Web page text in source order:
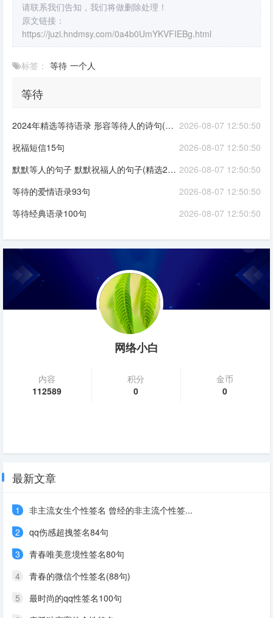
请联系我们告知，我们将做删除处理！
原文链接：
https://juzi.hndmsy.com/0a4b0UmYKVFIEBg.html
标签： 等待 一个人
等待
2026-08-07 12:50:50
2024年精选等待语录 形容等待人的诗句(精选88句)
2026-08-07 12:50:50
祝福短信15句
2026-08-07 12:50:50
默默等人的句子 默默祝福人的句子(精选23句)
2026-08-07 12:50:50
等待的爱情语录93句
2026-08-07 12:50:50
等待经典语录100句
网络小白
内容
112589
积分
0
金币
0
最新文章
1
非主流女生个性签名 曾经的非主流个性签...
2
qq伤感超拽签名84句
3
青春唯美意境性签名80句
4
青春的微信个性签名(88句)
5
最时尚的qq性签名100句